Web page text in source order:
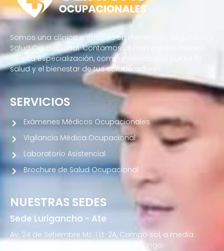
Somos una clínica enfocada en Prevención, Seguridad y
Salud Ocupacional. Contamos con un equipo médico
de alta especialización, comprometido con cuidar la
salud y el bienestar de tus colaboradores.
NUESTRAS SEDES
Sede Lurigancho - Ate
Av. 24 de Setiembre Mz. I Lt. 2A, Campo sol, a media
cuadra del Paradero Cabana, Carapongo.
SERVICIOS
Exámenes Médicos Ocupacionales
Vigilancia Médica Ocupacional
Laboratorio Asistencial
Brochure de Salud Ocupacional